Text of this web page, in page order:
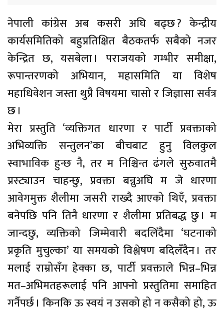
नेपाली कांग्रेस अब कसरी अघि बढ्छ ? केन्द्रीय
कार्यसमितिको बहुप्रतिक्षित बैठकतर्फ सबैको नजर
केन्द्रित छ, यसबेला । पराजयको गम्भीर समीक्षा,
रूपान्तरणको अभियान, महासमिति या विशेष
महाधिवेशन जस्ता थुप्रै विषयमा चासो र जिज्ञासा सर्वत्र
छ ।
मेरा प्रस्तुति ‘व्यक्तिगत धारणा र पार्टी प्रवक्ताको
अभिव्यक्ति सन्तुलन’का बीचबाट हुनु विलकुल
स्वाभाविक हुन्छ नै, तर म निश्चिन्त ढंगले सुरुवातमै
प्रस्ट्याउन चाहन्छु, प्रवक्ता बन्नुअघि म जे धारणा
आवेगमुक्त शैलीमा जसरी राख्दै आएको थिएँ, प्रवक्ता
बनेपछि पनि तिनै धारणा र शैलीमा प्रतिबद्ध छु । म
जान्दछु, व्यक्तिको जिम्मेवारी बदलिँदैमा ‘घटनाको
प्रकृति मुचुल्का’ या समयको विश्लेषण बदिलँदैन । तर
मलाई राम्रोसँग हेक्का छ, पार्टी प्रवक्ताले भिन्न–भिन्न
मत–अभिमतहरूलाई पनि आफ्नो प्रस्तुतिमा समाहित
गर्नैपर्छ । किनकि ऊ स्वयं न उसको हो न कसैको हो, ऊ